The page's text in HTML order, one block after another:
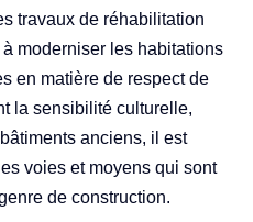
travaux de réhabilitation
moderniser les habitations
en matière de respect de
la sensibilité culturelle,
anciens, il est
voies et moyens qui sont
de construction.